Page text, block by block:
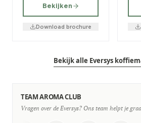
Bekijken
Download brochure
Bekijk alle Eversys
TEAM AROMA CLUB
Vragen over de Eversys? Ons team helpt je